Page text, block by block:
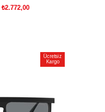
₺2.772,00
Ücretsiz
Kargo